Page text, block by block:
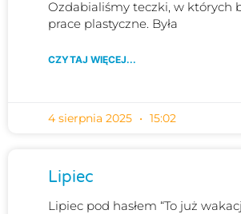
Ozdabialiśmy teczki, w których
prace plastyczne. Była
CZYTAJ WIĘCEJ...
4 sierpnia 2025 15:02
Lipiec
Lipiec pod hasłem “To już